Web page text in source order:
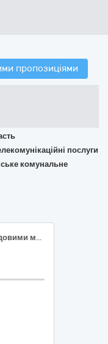
пропозиціями
послуги
комунальне
Послуги зв’язку Інтернет безпроводовими мережами - 64216000-3